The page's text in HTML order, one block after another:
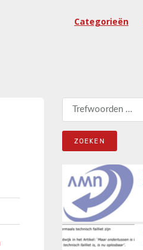
Categorieën
Zoeken naar: